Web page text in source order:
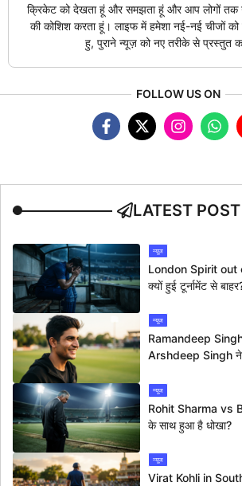
क्रिकेट को देखता हूं और समझता हूं और आप लोगों तक
की कोशिश करता हूं। लाइफ में हमेशा नई-नई चीजों
हु, पुराने न्यूज़ को नए तरीके से प्रस्तुत
FOLLOW US ON
LATEST POST
न्यूज
London Spirit out
क्यों हुई टूर्नामेंट से
न्यूज
Ramandeep
Arshdeep Singh ने
न्यूज
Rohit Sharma vs
के साथ हुआ है धोखा?
न्यूज
Virat Kohli in